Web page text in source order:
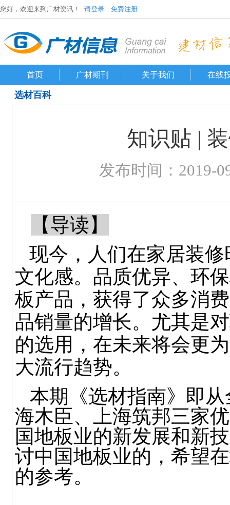
您好，欢迎来到广材资讯！ 请登录 免费注册
首页 广材期刊 关于我们 在线
选材百科
知识贴 |
发布时间：2019-
【导读】
现今，人们在家居装
文化感。品质优异、环
板产品，获得了众多消
品销量的增长。尤其是
的选用，在未来将会更
大流行趋势。
本期《选材指南》即
海木臣、上海筑邦三家
国地板业的新发展和新
讨中国地板业的，希望
的参考。